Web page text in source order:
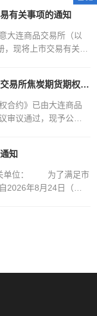
证金标准和涨跌停板幅
定执行。二、交易限
开仓交易的最大数量
非期货公司会员或者
交易和做市交易的开
州商品交易所将采取
措施，累计两次超过
品交易所违规处理办
商品交易所2026年8月
有关事项的通知
大连商品交易所（以
，现将上市交易有关事
焦炭期权开展夜盘交
首批上市交易合约是
、J2703、J2704、
，模型中的利率取最
市前一个交易日结算
据一同发布，也可通
手，与标的期货相同。
仓对冲平仓”和“履约后
以提交“放弃”申请。
大商所 关于发布《大连商品交易所焦炭期货期权合约》的公告
合约》已由大连商品
审议通过，现予公
知
关单位： 为了满足市
2026年8月24日（即2
关安排，交易所将另
<span style